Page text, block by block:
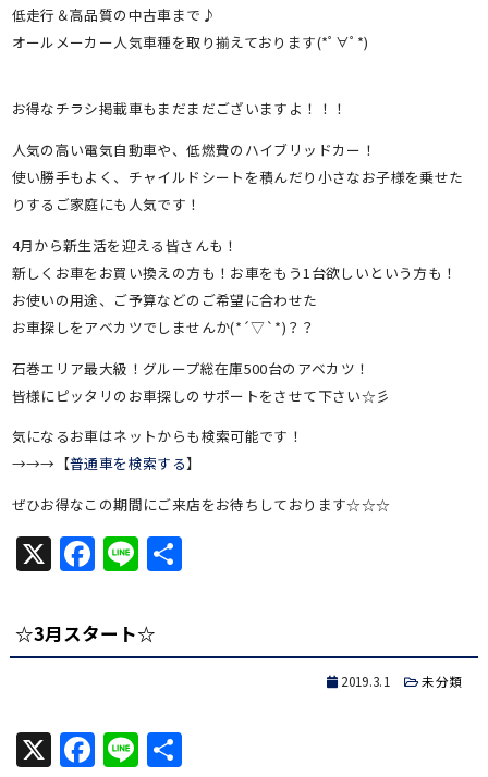
低走行＆高品質の中古車まで♪
オールメーカー人気車種を取り揃えております(*ﾟ∀ﾟ*)
お得なチラシ掲載車もまだまだございますよ！！！
人気の高い電気自動車や、低燃費のハイブリッドカー！
使い勝手もよく、チャイルドシートを積んだり小さなお子様を乗せた
りするご家庭にも人気です！
4月から新生活を迎える皆さんも！
新しくお車をお買い換えの方も！お車をもう1台欲しいという方も！
お使いの用途、ご予算などのご希望に合わせた
お車探しをアベカツでしませんか(*´▽`*)？？
石巻エリア最大級！グループ総在庫500台のアベカツ！
皆様にピッタリのお車探しのサポートをさせて下さい☆彡
気になるお車はネットからも検索可能です！
→→→【普通車を検索する】
ぜひお得なこの期間にご来店をお待ちしております☆☆☆
X Facebook
Line共
☆3月スタート☆
2019.3.1 未分類
X Facebook
Line共